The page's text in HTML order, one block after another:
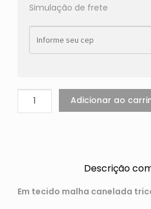
Simulação de frete
Adicionar ao
Descrição
Em tecido malha canelada